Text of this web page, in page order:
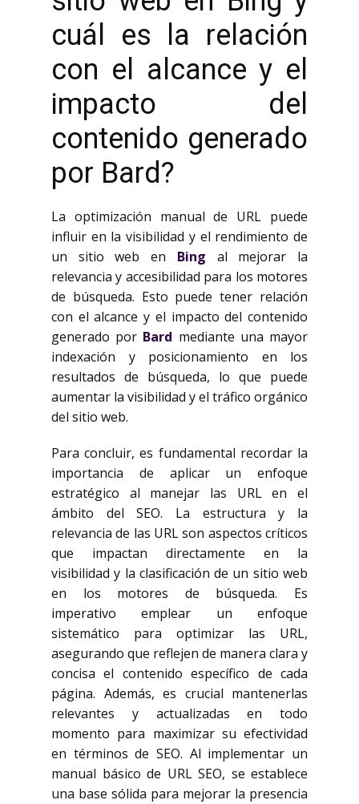
cuál es la relación
con el alcance y el
impacto del
contenido generado
por Bard?
La optimización manual de URL puede
influir en la visibilidad y el rendimiento de
un sitio web en Bing al mejorar la
relevancia y accesibilidad para los motores
de búsqueda. Esto puede tener relación
con el alcance y el impacto del contenido
generado por Bard mediante una mayor
indexación y posicionamiento en los
resultados de búsqueda, lo que puede
aumentar la visibilidad y el tráfico orgánico
del sitio web.
Para concluir, es fundamental recordar la
importancia de aplicar un enfoque
estratégico al manejar las URL en el
ámbito del SEO. La estructura y la
relevancia de las URL son aspectos críticos
que impactan directamente en la
visibilidad y la clasificación de un sitio web
en los motores de búsqueda. Es
imperativo emplear un enfoque
sistemático para optimizar las URL,
asegurando que reflejen de manera clara y
concisa el contenido específico de cada
página. Además, es crucial mantenerlas
relevantes y actualizadas en todo
momento para maximizar su efectividad
en términos de SEO. Al implementar un
manual básico de URL SEO, se establece
una base sólida para mejorar la presencia